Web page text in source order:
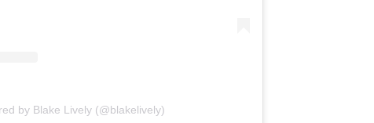
by Blake Lively (@blakelively)